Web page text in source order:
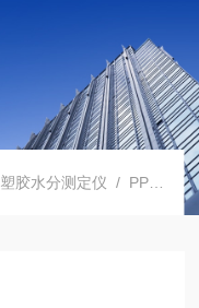
塑胶水分测定仪 / PPS塑胶水分测定仪